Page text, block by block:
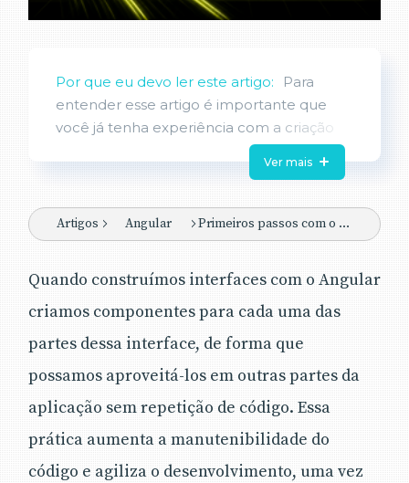
Por que eu devo ler este artigo:
Para
entender esse artigo é importante que
você já tenha experiência com a criação
de componentes com o Angular, já que o
artigo foca nodesenvolvimento
biblioteca de componentes para o
Angular.
Ver mais
Artigos Angular Primeiros passos com o Angular Material
Quando construímos interfaces com o Angular
criamos componentes para cada uma das
partes dessa interface, de forma que
possamos aproveitá-los em outras partes da
aplicação sem repetição de código. Essa
prática aumenta a manutenibilidade do
código e agiliza o desenvolvimento, uma vez